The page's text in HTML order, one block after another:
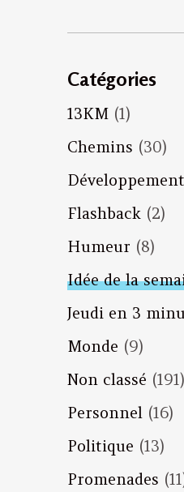
Catégories
13KM(1)
Chemins (30)
Flashback (2)
Humeur (8)
Idée de la
Jeudi en 3
Monde (9)
Non classé (191)
Personnel (16)
Politique (13)
Promenades